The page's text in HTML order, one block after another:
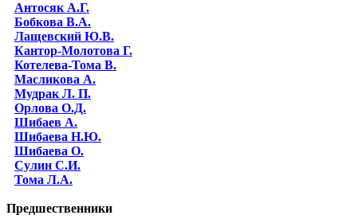
Антосяк А.Г.
Бобкова В.А.
Лащевский Ю.В.
Кантор-Молотова Г.
Котелева-Тома В.
Масликова А.
Мудрак Л. П.
Орлова О.Д.
Шибаев А.
Шибаева Н.Ю.
Шибаева O.
Сулин С.И.
Тома Л.А.
Предшественники